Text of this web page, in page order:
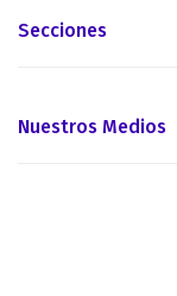
Secciones
Nuestros Medios